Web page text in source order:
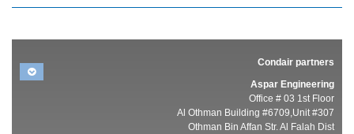
Condair partners
Aspar Engineering
Office # 03 1st Floor
Al Othman Building #6709,Unit #307
Othman Bin Affan Str. Al Falah Dist